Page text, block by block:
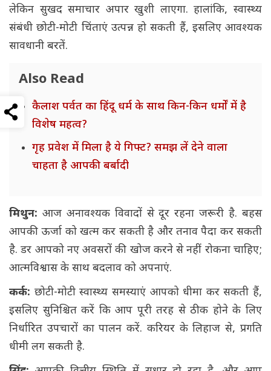
लेकिन सुखद समाचार अपार खुशी लाएगा. हालांकि, स्वास्थ्य
संबंधी छोटी-मोटी चिंताएं उत्पन्न हो सकती हैं, इसलिए आवश्यक
सावधानी बरतें.
Also Read
कैलाश पर्वत का हिंदू धर्म के साथ किन-किन धर्मों में है
विशेष महत्व?
गृह प्रवेश में मिला है ये गिफ्ट? समझ लें देने वाला
चाहता है आपकी बर्बादी
मिथुन: आज अनावश्यक विवादों से दूर रहना जरूरी है. बहस
आपकी ऊर्जा को खत्म कर सकती है और तनाव पैदा कर सकती
है. डर आपको नए अवसरों की खोज करने से नहीं रोकना चाहिए;
आत्मविश्वास के साथ बदलाव को अपनाएं.
कर्क: छोटी-मोटी स्वास्थ्य समस्याएं आपको धीमा कर सकती हैं,
इसलिए सुनिश्चित करें कि आप पूरी तरह से ठीक होने के लिए
निर्धारित उपचारों का पालन करें. करियर के लिहाज से, प्रगति
धीमी लग सकती है.